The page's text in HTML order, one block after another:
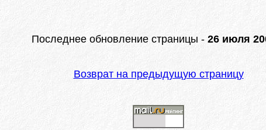
Последнее обновление страницы - 26 июля
Возврат на предыдущую страницу